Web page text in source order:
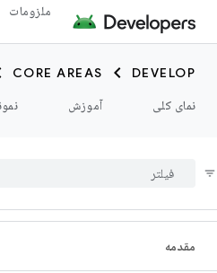
ملزومات
DEVELOP
CORE AREAS
نمای کلی
آموزش
مقدمه